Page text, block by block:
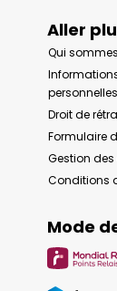
Aller
Qui
personnelles
Droit de
Formulaire
Gestion des
Conditions
Mode